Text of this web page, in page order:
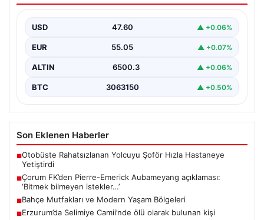
USD 47.60 ▲ +0.06%
EUR 55.05 ▲ +0.07%
ALTIN 6500.3 ▲ +0.06%
BTC 3063150 ▲ +0.50%
Son Eklenen Haberler
■Otobüste Rahatsızlanan Yolcuyu Şoför Hızla Hastaneye
Yetiştirdi
■Çorum FK’den Pierre-Emerick Aubameyang açıklaması:
‘Bitmek bilmeyen istekler…’
■Bahçe Mutfakları ve Modern Yaşam Bölgeleri
■Erzurum’da Selimiye Camii’nde ölü olarak bulunan kişi